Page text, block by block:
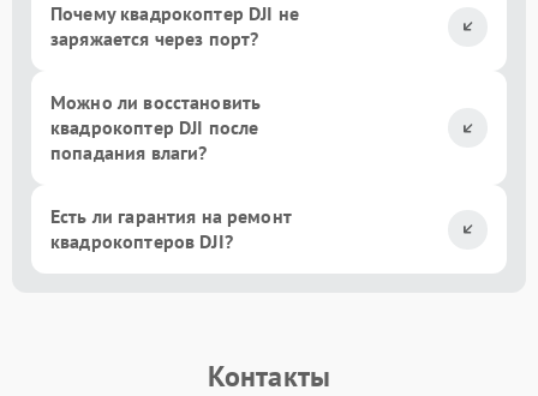
Почему квадрокоптер DJI не
заряжается через порт?
Можно ли восстановить
квадрокоптер DJI после
попадания влаги?
Есть ли гарантия на ремонт
квадрокоптеров DJI?
Контакты